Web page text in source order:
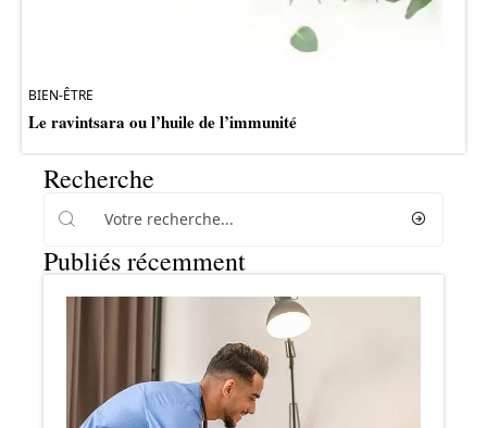
BIEN-ÊTRE
Le ravintsara ou l’huile de l’immunité
Recherche
Publiés récemment